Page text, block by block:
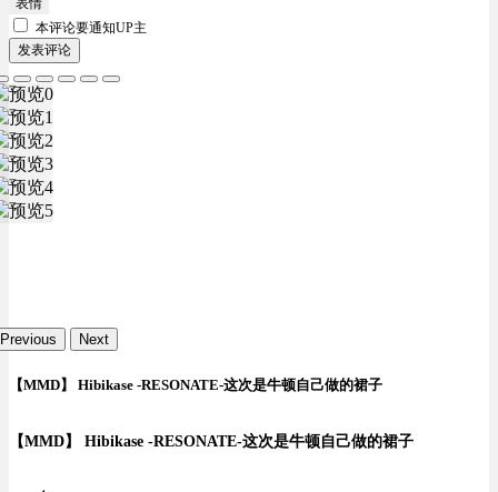
表情
本评论要通知UP主
发表评论
Previous Next
【MMD】 Hibikase -RESONATE-这次是牛顿自己做的裙子
【MMD】 Hibikase -RESONATE-这次是牛顿自己做的裙子